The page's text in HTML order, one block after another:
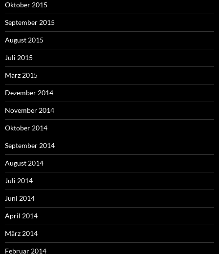
Oktober 2015
September 2015
August 2015
Juli 2015
März 2015
Dezember 2014
November 2014
Oktober 2014
September 2014
August 2014
Juli 2014
Juni 2014
April 2014
März 2014
Februar 2014